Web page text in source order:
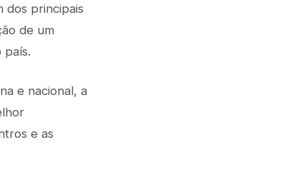
dos principais
de um
país.
e nacional, a
e as